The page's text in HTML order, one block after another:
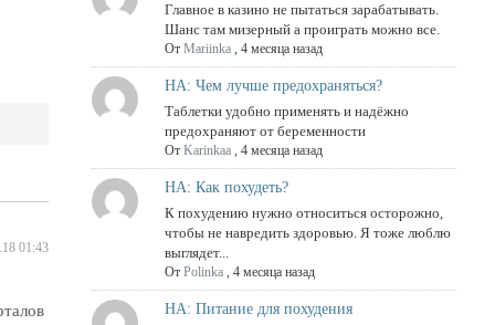
01:43
Главное в казино не пытаться зарабатывать.
Шанс там мизерный а проиграть можно все.
ОтMariinka ,4 месяца назад
НА: Чем лучше предохраняться?
Таблетки удобно применять и надёжно
предохраняют от беременности
ОтKarinkaa ,4 месяца назад
НА: Как похудеть?
К похудению нужно относиться осторожно,
чтобы не навредить здоровью. Я тоже люблю
выглядет...
ОтPolinka ,4 месяца назад
НА: Питание для похудения